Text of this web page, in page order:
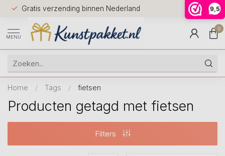
9,5
Gratis verzending binnen Nederland
Voor
huis
9.5
MENU
0
Home / Tags / fietsen
Producten getagd met fietsen
Filters